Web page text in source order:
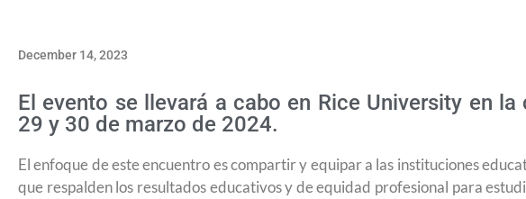
December 14, 2023
El evento se llevará a cabo en Rice University en la
29 y 30 de marzo de 2024.
El enfoque de este encuentro es compartir y equipar a las instituciones
que respalden los resultados educativos y de equidad profesional para